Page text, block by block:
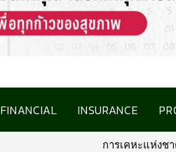
FINANCIAL INSURANCE
การเคหะแห่งชาติ เปิดบ้าน